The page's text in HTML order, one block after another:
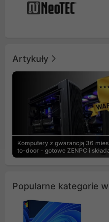
Artykuły
Komputery z gwarancją 36
to-door - gotowe ZENPC i
Popularne kategorie